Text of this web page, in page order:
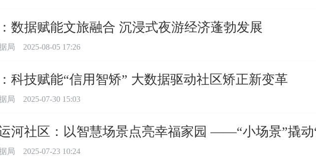
数据赋能文旅融合 沉浸式夜游经济蓬勃发展
局 2025-08-05 17:26
科技赋能“信用智矫” 大数据驱动社区矫正新变革
局 2025-07-30 15:03
河社区：以智慧场景点亮幸福家园 ——“小场景”撬动
局 2025-07-23 10:24